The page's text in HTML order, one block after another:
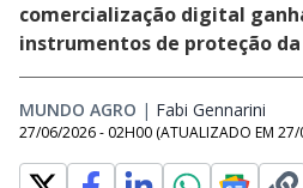
comercialização digital
instrumentos de proteção
MUNDO AGRO | Fabi Gennarini
27/06/2026 - 02H00 (ATUALIZADO EM 27/